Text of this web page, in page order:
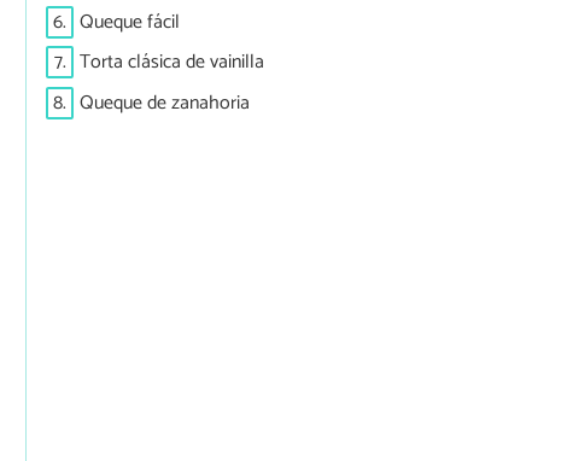
6. Queque fácil
7. Torta clásica de vainilla
8. Queque de zanahoria